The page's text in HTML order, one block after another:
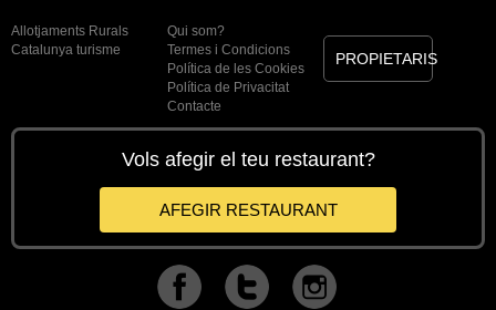
Allotjaments Rurals
Catalunya turisme
Qui som?
Termes i Condicions
Política de les Cookies
Política de Privacitat
Contacte
PROPIETARIS
Vols afegir el teu restaurant?
AFEGIR RESTAURANT